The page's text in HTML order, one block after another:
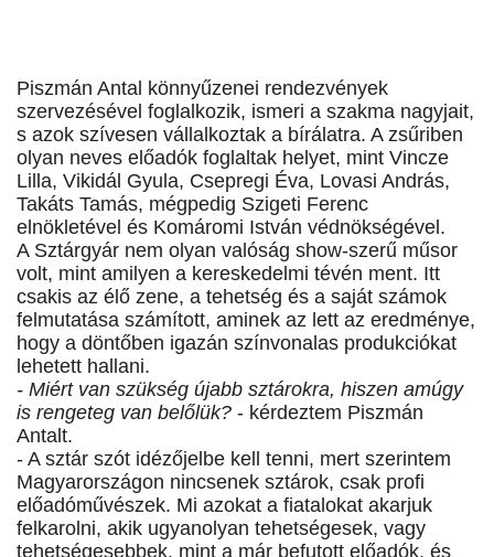
Piszmán Antal könnyűzenei rendezvények
szervezésével foglalkozik, ismeri a szakma nagyjait,
s azok szívesen vállalkoztak a bírálatra. A zsűriben
olyan neves előadók foglaltak helyet, mint Vincze
Lilla, Vikidál Gyula, Csepregi Éva, Lovasi András,
Takáts Tamás, mégpedig Szigeti Ferenc
elnökletével és Komáromi István védnökségével.
A Sztárgyár nem olyan valóság show-szerű műsor
volt, mint amilyen a kereskedelmi tévén ment. Itt
csakis az élő zene, a tehetség és a saját számok
felmutatása számított, aminek az lett az eredménye,
hogy a döntőben igazán színvonalas produkciókat
lehetett hallani.
- Miért van szükség újabb sztárokra, hiszen amúgy
is rengeteg van belőlük? - kérdeztem Piszmán
Antalt.
- A sztár szót idézőjelbe kell tenni, mert szerintem
Magyarországon nincsenek sztárok, csak profi
előadóművészek. Mi azokat a fiatalokat akarjuk
felkarolni, akik ugyanolyan tehetségesek, vagy
tehetségesebbek, mint a már befutott előadók, és